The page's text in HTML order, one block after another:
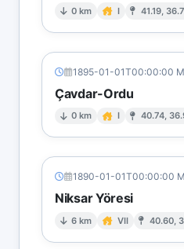
0 km I 41.19,
1895-01-01T00:00:00
Çavdar-Ordu
0 km I 40.74,
1890-01-01T00:00:00
Niksar Yöresi
6 km VII 40.60,